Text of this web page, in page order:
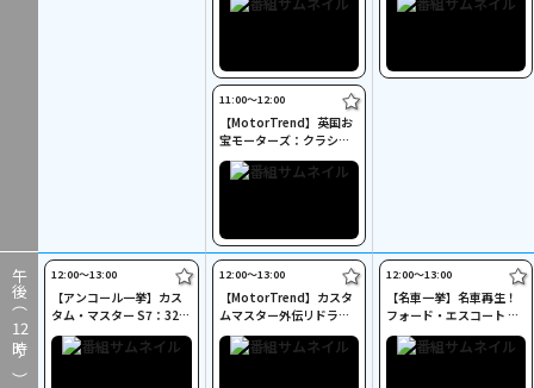
午後（
12
時～）
11:00〜12:00
【MotorTrend】英国お
宝モーターズ：クラシッ
クカー：ビーチバギー
(二)
12:00〜13:00
【アンコール一挙】カス
タム・マスター S7：32年
式フォードクーペ(二)
12:00〜13:00
【MotorTrend】カスタ
ムマスター外伝リドラー
賞：頂点への最終工程
(二)
12:00〜13:00
【名車一挙】名車再生！
フォード・エスコート RS
2000(二)